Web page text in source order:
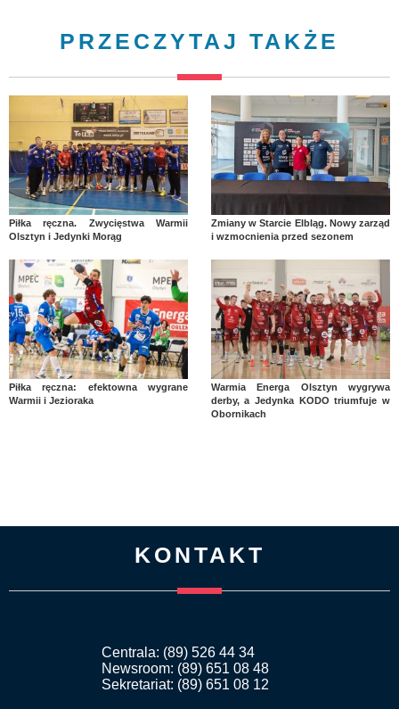
PRZECZYTAJ TAKŻE
Piłka ręczna. Zwycięstwa Warmii
Olsztyn i Jedynki Morąg
Zmiany w Starcie Elbląg. Nowy zarząd
i wzmocnienia przed sezonem
Piłka ręczna: efektowna wygrane
Warmii i Jezioraka
Warmia Energa Olsztyn wygrywa
derby, a Jedynka KODO triumfuje w
Obornikach
KONTAKT
Centrala: (89) 526 44 34
Newsroom: (89) 651 08 48
Sekretariat: (89) 651 08 12